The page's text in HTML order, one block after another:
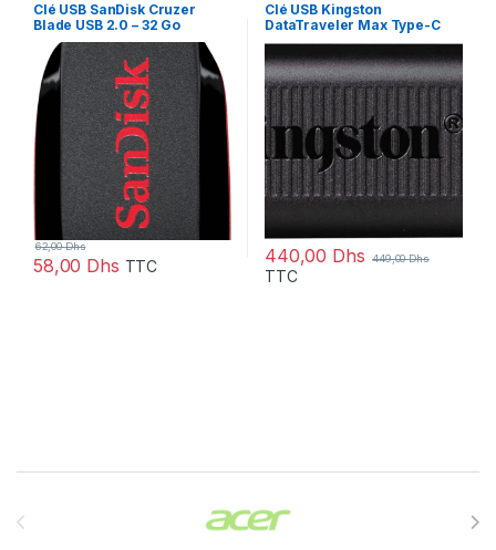
Clé USB SanDisk Cruzer
Blade USB 2.0 – 32 Go
(SDCZ50-032G-B35)
58,00 Dhs
62,00Dhs
TTC
Clé USB Kingston
DataTraveler Max Type-C
3.2 Gen 2 (3.1 Gen 2) – Noir
256 Go (DTMAX/256GB)
440,00 Dhs 449,00Dhs
TTC